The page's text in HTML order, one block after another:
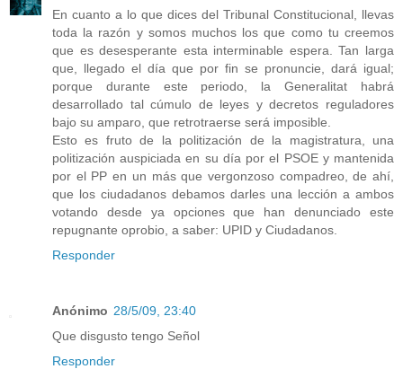
En cuanto a lo que dices del Tribunal Constitucional, llevas
toda la razón y somos muchos los que como tu creemos
que es desesperante esta interminable espera. Tan larga
que, llegado el día que por fin se pronuncie, dará igual;
porque durante este periodo, la Generalitat habrá
desarrollado tal cúmulo de leyes y decretos reguladores
bajo su amparo, que retrotraerse será imposible.
Esto es fruto de la politización de la magistratura, una
politización auspiciada en su día por el PSOE y mantenida
por el PP en un más que vergonzoso compadreo, de ahí,
que los ciudadanos debamos darles una lección a ambos
votando desde ya opciones que han denunciado este
repugnante oprobio, a saber: UPID y Ciudadanos.
Responder
Anónimo 28/5/09, 23:40
Que disgusto tengo Señol
Responder